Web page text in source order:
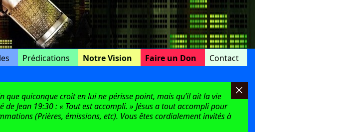
Prédications Notre Vision Faire un Don Contact
quiconque croit en lui ne périsse point, mais qu’il ait la vie
de Jean 19:30 : « Tout est accompli. » Jésus a tout accompli pour
(Prières, émissions, etc). Vous êtes cordialement invités à